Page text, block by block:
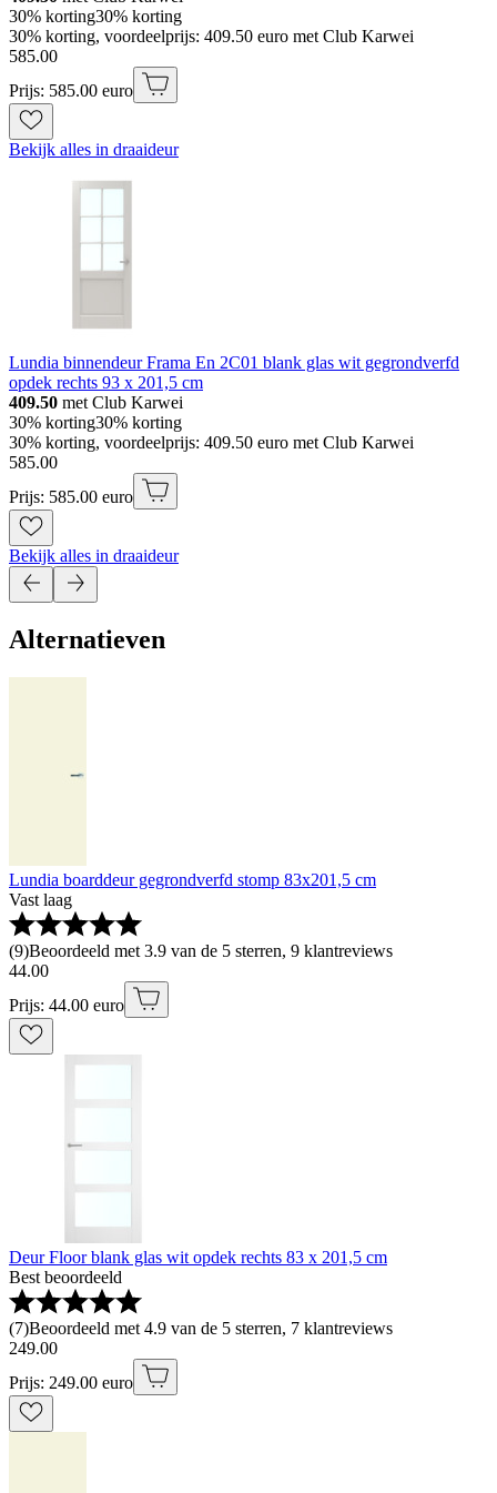
30% korting30% korting
30% korting, voordeelprijs: 409.50 euro met Club Karwei
585.00
Prijs: 585.00 euro
Bekijk alles in draaideur
Lundia binnendeur Frama En 2C01 blank glas wit gegrondverfd
opdek rechts 93 x 201,5 cm
409.50 met Club Karwei
30% korting30% korting
30% korting, voordeelprijs: 409.50 euro met Club Karwei
585.00
Prijs: 585.00 euro
Bekijk alles in draaideur
Alternatieven
Lundia boarddeur gegrondverfd stomp 83x201,5 cm
Vast laag
(9)Beoordeeld met 3.9 van de 5 sterren, 9 klantreviews
44.00
Prijs: 44.00 euro
Deur Floor blank glas wit opdek rechts 83 x 201,5 cm
Best beoordeeld
(7)Beoordeeld met 4.9 van de 5 sterren, 7 klantreviews
249.00
Prijs: 249.00 euro